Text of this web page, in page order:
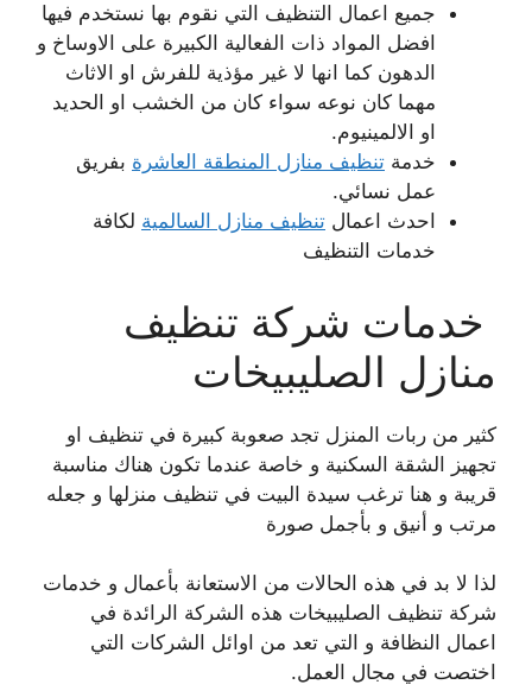
جميع اعمال التنظيف التي نقوم بها نستخدم فيها
افضل المواد ذات الفعالية الكبيرة على الاوساخ و
الدهون كما انها لا غير مؤذية للفرش او الاثاث
مهما كان نوعه سواء كان من الخشب او الحديد
او الالمينيوم.
خدمة تنظيف منازل المنطقة العاشرة بفريق
عمل نسائي.
احدث اعمال تنظيف منازل السالمية لكافة
خدمات التنظيف
خدمات شركة تنظيف
منازل الصليبيخات
كثير من ربات المنزل تجد صعوبة كبيرة في تنظيف او
تجهيز الشقة السكنية و خاصة عندما تكون هناك مناسبة
قريبة و هنا ترغب سيدة البيت في تنظيف منزلها و جعله
مرتب و أنيق و بأجمل صورة
لذا لا بد في هذه الحالات من الاستعانة بأعمال و خدمات
شركة تنظيف الصليبيخات هذه الشركة الرائدة في
اعمال النظافة و التي تعد من اوائل الشركات التي
اختصت في مجال العمل.